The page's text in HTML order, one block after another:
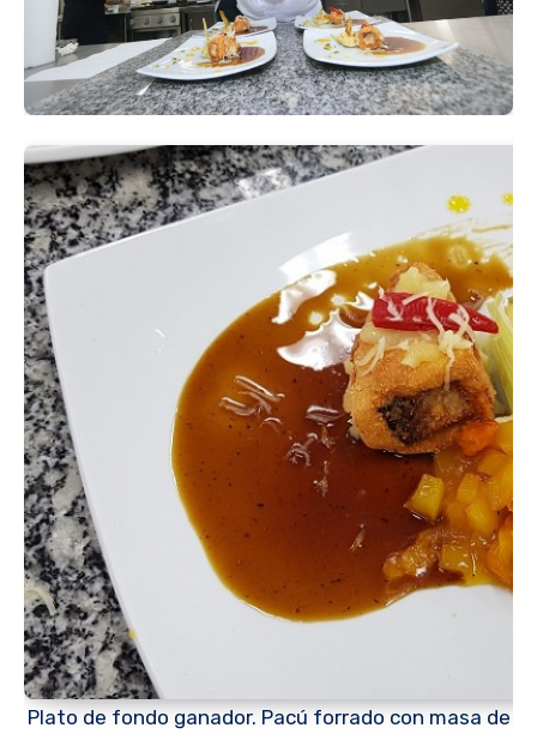
Plato de fondo ganador. Pacú forrado con masa de